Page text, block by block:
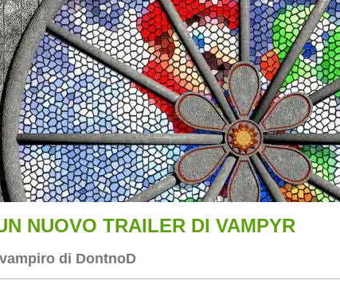
NUOVO TRAILER DI VAMPYR
di DontnoD